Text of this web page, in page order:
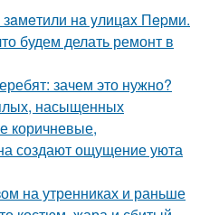
нa yлицax Пepми.
будем делать ремонт в
зачем это нужно?
насыщенных
коричневые,
создают ощущение уюта
на утренниках и раньше